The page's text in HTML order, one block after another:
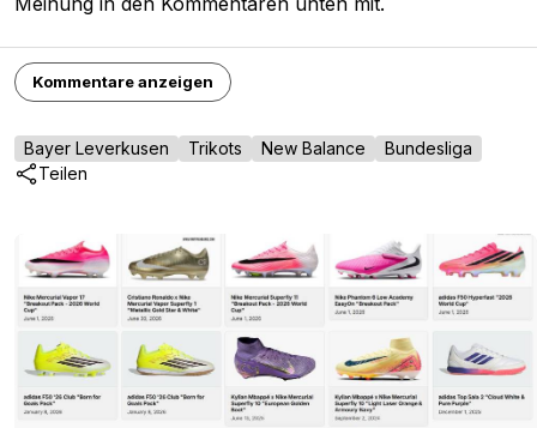
Kommentare anzeigen
Bayer Leverkusen Trikots New Balance
Bundesliga
Teilen